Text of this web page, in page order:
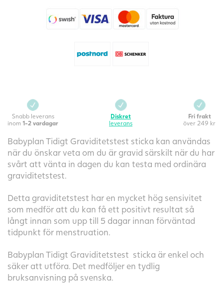
Snabb leverans
inom 1-2 vardagar
Diskret
leverans
Fri frakt
över 249 kr
Babyplan Tidigt Graviditetstest sticka kan användas
när du önskar veta om du är gravid särskilt när du har
svårt att vänta in dagen du kan testa med ordinära
graviditetstest.
Detta graviditetstest har en mycket hög sensivitet
som medför att du kan få ett positivt resultat så
långt innan som upp till 5 dagar innan förväntad
tidpunkt för menstruation.
Babyplan Tidigt Graviditetstest sticka är enkel och
säker att utföra. Det medföljer en tydlig
bruksanvisning på svenska.